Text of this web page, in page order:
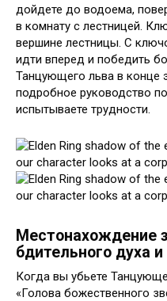
дойдете до водоема,
в комнату с лестницей.
вершине лестницы. С
идти вперед и победить
Танцующего льва в конце
подробное руководство
испытываете трудности.
Местонахождение
бдительного духа
Когда вы убьете
«Голова божественного